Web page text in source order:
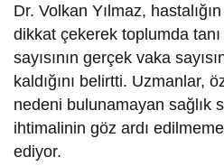
Dr. Volkan Yılmaz,
dikkat çekerek toplumda
sayısının gerçek vaka
kaldığını belirtti. Uzmanlar,
nedeni bulunamayan sağlık
ihtimalinin göz ardı
ediyor.